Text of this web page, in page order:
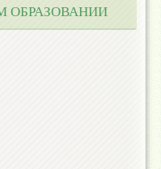
ОБРАЗОВАНИИ